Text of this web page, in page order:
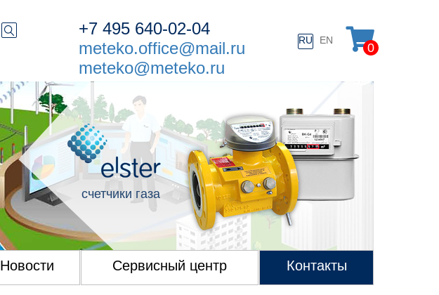
+7 495 640-02-04
meteko.office@mail.ru
meteko@meteko.ru
RU EN
0
счетчики газа
Новости Сервисный центр Контакты